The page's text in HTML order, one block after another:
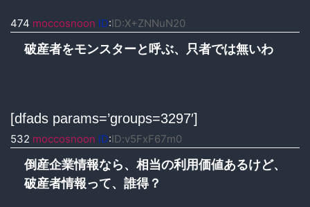
474 moccosnoon ID:ID:X+ZNNuN20
破産者をモンスターと呼ぶ、只者では無いわ
[dfads params=’groups=3297′]
532 moccosnoon ID:ID:v5FxF67m0
倒産企業情報なら、相当の利用価値あるけど、
破産者情報って、誰得？